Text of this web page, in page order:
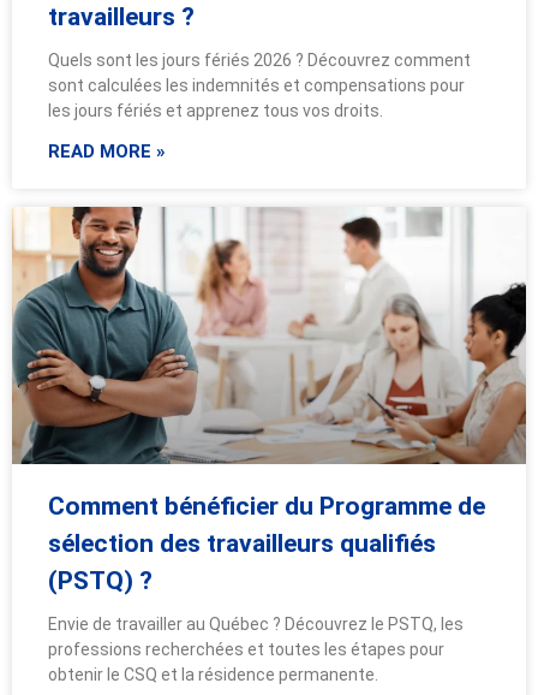
travailleurs ?
Quels sont les jours fériés 2026 ? Découvrez comment
sont calculées les indemnités et compensations pour
les jours fériés et apprenez tous vos droits.
READ MORE »
Comment bénéficier du Programme de
sélection des travailleurs qualifiés
(PSTQ) ?
Envie de travailler au Québec ? Découvrez le PSTQ, les
professions recherchées et toutes les étapes pour
obtenir le CSQ et la résidence permanente.